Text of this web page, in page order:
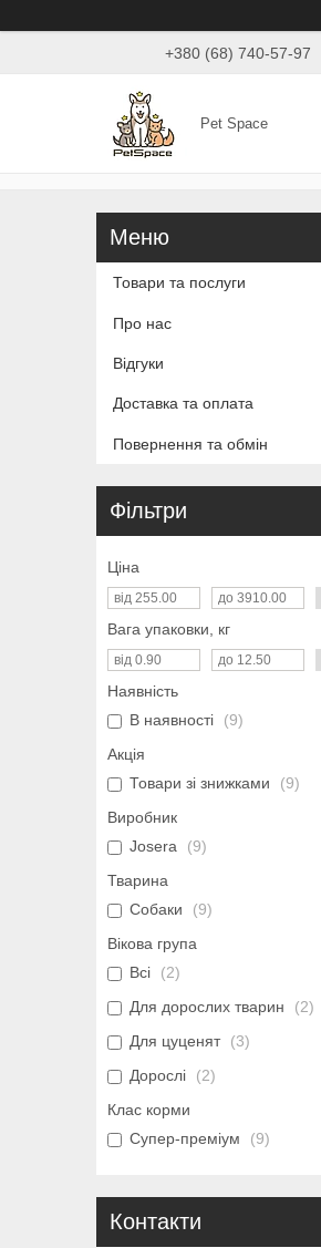
+380 (68) 740-57-97
Pet Space
Товари та послуги
Про нас
Відгуки
Доставка та оплата
Повернення та обмін
Фільтри
Ціна
Вага упаковки, кг
Наявність
В наявності
9
Акція
Товари зі знижками
9
Виробник
Josera
9
Тварина
Собаки
9
Вікова група
Всі
2
Для дорослих тварин
2
Для цуценят
3
Дорослі
2
Клас корми
Супер-преміум
9
Контакти